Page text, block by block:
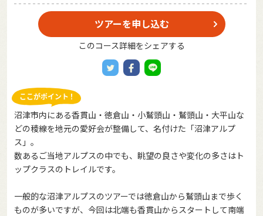
ツアーを申し込む
このコース詳細をシェアする
沼津市内にある香貫山・徳倉山・小鷲頭山・鷲頭山・大平山な
どの稜線を地元の愛好会が整備して、名付けた「沼津アルプ
ス」。
数あるご当地アルプスの中でも、眺望の良さや変化の多さはト
ップクラスのトレイルです。
一般的な沼津アルプスのツアーでは徳倉山から鷲頭山まで歩く
ものが多いですが、今回は北端も香貫山からスタートして南端